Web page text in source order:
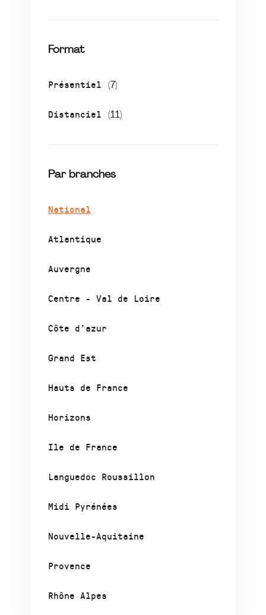
Format
Présentiel (7)
Distanciel (11)
Par branches
National
Atlantique
Auvergne
Centre - Val de Loire
Côte d’azur
Grand Est
Hauts de France
Horizons
Ile de France
Languedoc Roussillon
Midi Pyrénées
Nouvelle-Aquitaine
Provence
Rhône Alpes